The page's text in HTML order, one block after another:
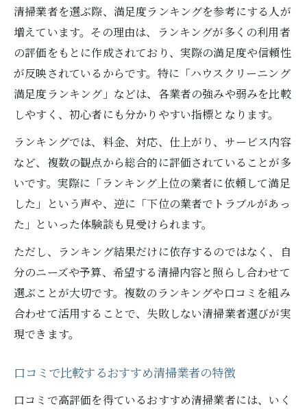
清掃業者を選ぶ際、満足度ランキングを参考にする人が
増えています。その理由は、ランキングが多くの利用者
の評価をもとに作成されており、実際の満足度や信頼性
が反映されているからです。特に「ハウスクリーニング
満足度ランキング」などは、各業者の強みや弱みを比較
しやすく、初心者にも分かりやすい指標となります。
ランキングでは、料金、対応、仕上がり、サービス内容
など、複数の観点から総合的に評価されていることが多
いです。実際に「ランキング上位の業者に依頼して満足
した」という声や、逆に「下位の業者でトラブルがあっ
た」といった体験談も見受けられます。
ただし、ランキング結果だけに依存するのではなく、自
分のニーズや予算、希望する清掃内容と照らし合わせて
選ぶことが大切です。複数のランキングや口コミを組み
合わせて活用することで、失敗しない清掃業者選びが実
現できます。
口コミで比較するおすすめ清掃業者の特徴
口コミで高評価を得ているおすすめ清掃業者には、いく